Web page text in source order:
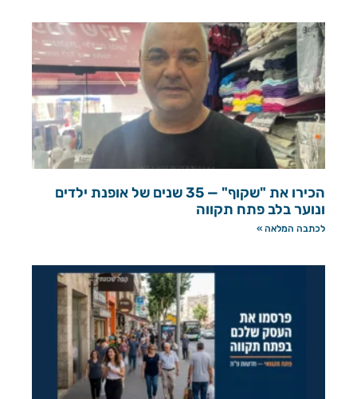
הכירו את "שקוף" — 35 שנים של אופנת ילדים
ונוער בלב פתח תקווה
לכתבה המלאה »